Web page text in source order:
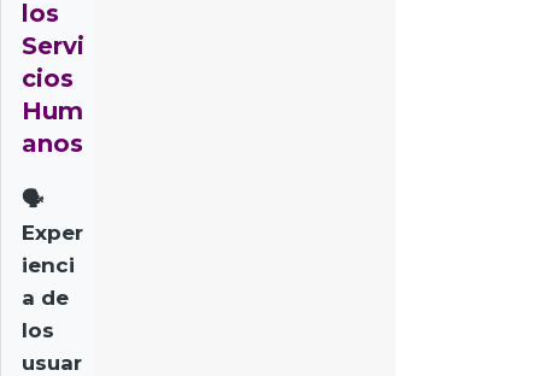
los
Servi
cios
Hum
anos
🗣️
Exper
ienci
a de
los
usuar